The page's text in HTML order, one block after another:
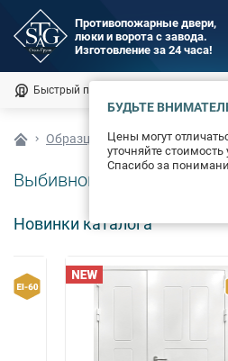
Быстрый подбор
Противопожарные двери,
люки и ворота с завода.
Изготовление за 24 часа!
Сертификаты
БУДЬТЕ
Цены могут
уточняйте стоимость
Спасибо за
Образцы отделки
Выбивной рисунок
Новинки каталога
MAX
Мы онлайн